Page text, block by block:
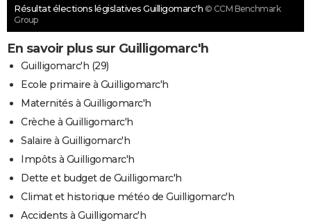
Résultat élections législatives Guilligomarc'h © CCM Benchmark
Group
En savoir plus sur Guilligomarc'h
Guilligomarc'h (29)
Ecole primaire à Guilligomarc'h
Maternités à Guilligomarc'h
Crèche à Guilligomarc'h
Salaire à Guilligomarc'h
Impôts à Guilligomarc'h
Dette et budget de Guilligomarc'h
Climat et historique météo de Guilligomarc'h
Accidents à Guilligomarc'h